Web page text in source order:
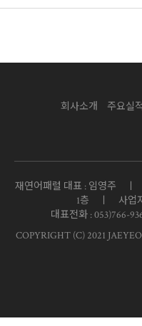
회사소개 주요실적
재연어패럴 대표 : 임영주 ㅣ
1층 ㅣ 사업자
대표전화 : 053)766-
COPYRIGHT (C) 2021